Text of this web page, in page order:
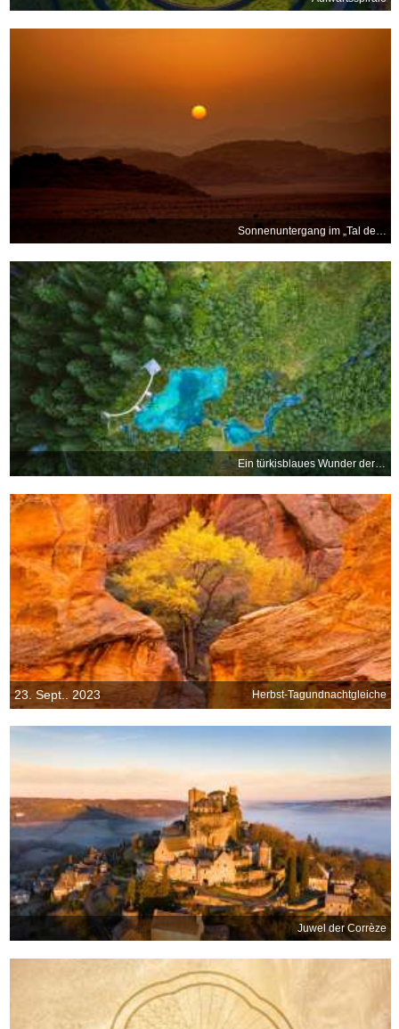
Sonnenuntergang im „Tal des Mondes“
Ein türkisblaues Wunder der Natur
23. Sept.. 2023 Herbst-Tagundnachtgleiche
Juwel der Corrèze